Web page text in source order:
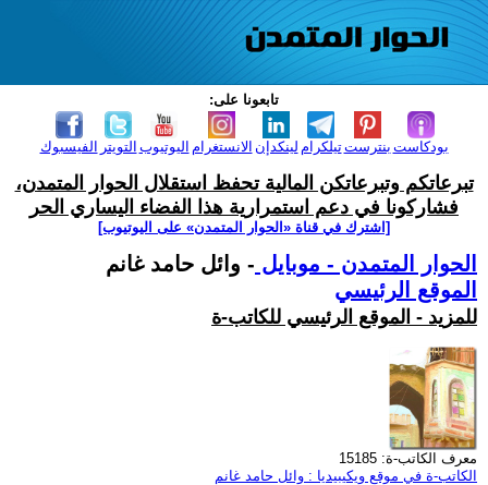
تابعونا على:
الفيسبوك التويتر اليوتيوب الانستغرام لينكدإن تيلكرامبنترست بودكاست
تبرعاتكم وتبرعاتكن المالية تحفظ استقلال الحوار المتمدن،
فشاركونا في دعم استمرارية هذا الفضاء اليساري الحر
[اشترك في قناة ‫«الحوار المتمدن» على اليوتيوب]
الحوار المتمدن - موبايل - وائل حامد غانم
الموقع الرئيسي
للمزيد - الموقع الرئيسي للكاتب-ة
معرف الكاتب-ة: 15185
الكاتب-ة في موقع ويكيبيديا : وائل حامد غانم